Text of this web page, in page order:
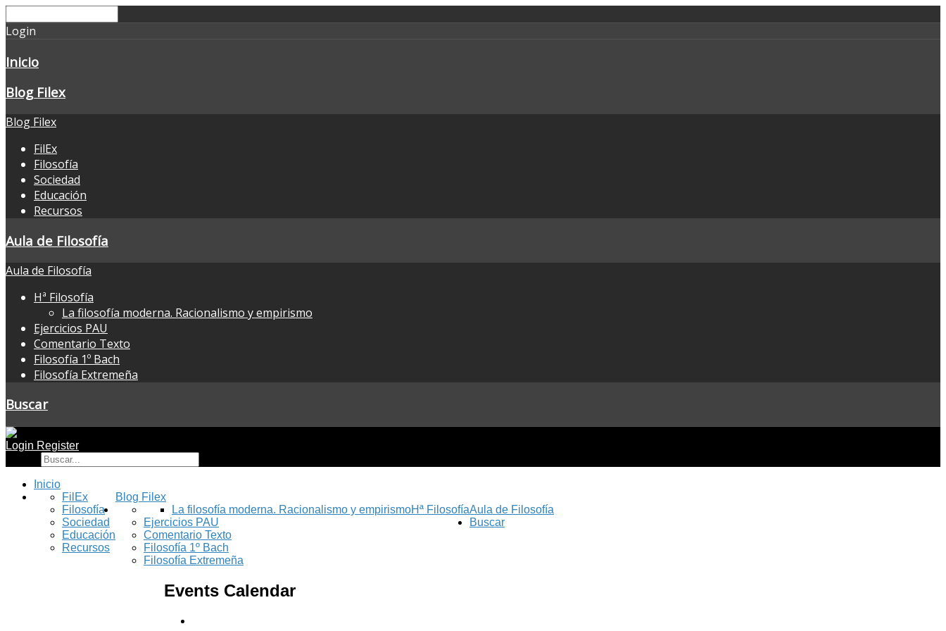
Login
Inicio
Blog Filex
Blog Filex
FilEx
Filosofía
Sociedad
Educación
Recursos
Aula de Filosofía
Aula de Filosofía
Hª Filosofía
La filosofía moderna. Racionalismo y empirismo
Ejercicios PAU
Comentario Texto
Filosofía 1º Bach
Filosofía Extremeña
Buscar
Login Register
Inicio
Blog Filex
FilEx
Filosofía
Sociedad
Educación
Recursos
Aula de Filosofía
Hª Filosofía
La filosofía moderna. Racionalismo y empirismo
Ejercicios PAU
Comentario Texto
Filosofía 1º Bach
Filosofía Extremeña
Buscar
Events Calendar